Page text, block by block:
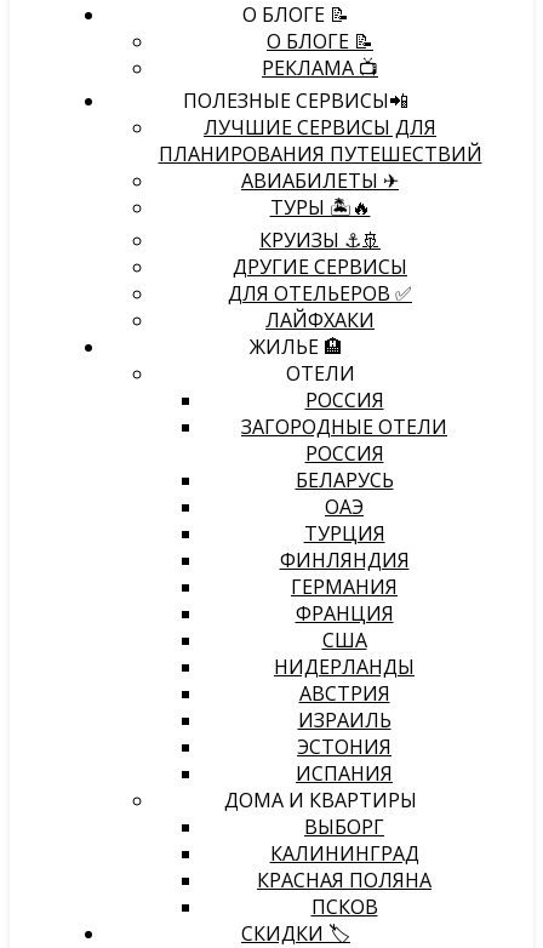
О БЛОГЕ 📝
О БЛОГЕ 📝
РЕКЛАМА 📺
ПОЛЕЗНЫЕ СЕРВИСЫ📲
ЛУЧШИЕ СЕРВИСЫ ДЛЯ
ПЛАНИРОВАНИЯ ПУТЕШЕСТВИЙ
АВИАБИЛЕТЫ ✈
ТУРЫ 🏝🔥
КРУИЗЫ ⚓🚢
ДРУГИЕ СЕРВИСЫ
ДЛЯ ОТЕЛЬЕРОВ ✅
ЛАЙФХАКИ
ЖИЛЬЕ 🏨
ОТЕЛИ
РОССИЯ
ЗАГОРОДНЫЕ ОТЕЛИ
РОССИЯ
БЕЛАРУСЬ
ОАЭ
ТУРЦИЯ
ФИНЛЯНДИЯ
ГЕРМАНИЯ
ФРАНЦИЯ
США
НИДЕРЛАНДЫ
АВСТРИЯ
ИЗРАИЛЬ
ЭСТОНИЯ
ИСПАНИЯ
ДОМА И КВАРТИРЫ
ВЫБОРГ
КАЛИНИНГРАД
КРАСНАЯ ПОЛЯНА
ПСКОВ
СКИДКИ 🏷️